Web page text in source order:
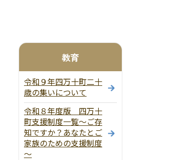
教育
令和９年四万十町二十
歳の集いについて
令和８年度版 四万十
町支援制度一覧～ご存
知ですか？あなたとご
家族のための支援制度
～